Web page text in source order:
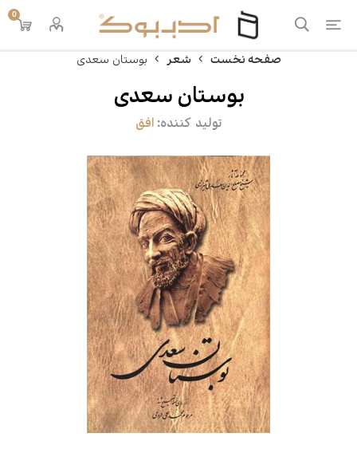
0
صفحه نخست شعر بوستان سعدی
بوستان سعدی
تولید کننده: افق